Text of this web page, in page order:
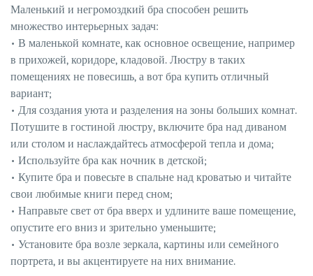
Маленький и негромоздкий бра способен решить
множество интерьерных задач:
• В маленькой комнате, как основное освещение, например
в прихожей, коридоре, кладовой. Люстру в таких
помещениях не повесишь, а вот бра купить отличный
вариант;
• Для создания уюта и разделения на зоны больших комнат.
Потушите в гостиной люстру, включите бра над диваном
или столом и наслаждайтесь атмосферой тепла и дома;
• Используйте бра как ночник в детской;
• Купите бра и повесьте в спальне над кроватью и читайте
свои любимые книги перед сном;
• Направьте свет от бра вверх и удлините ваше помещение,
опустите его вниз и зрительно уменьшите;
• Установите бра возле зеркала, картины или семейного
портрета, и вы акцентируете на них внимание.